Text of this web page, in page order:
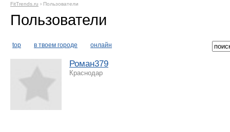
FitTrends.ru › Пользователи
Пользователи
top в твоем городе онлайн
Роман379
Краснодар